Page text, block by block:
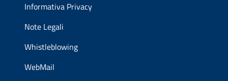
Informativa Privacy
Note Legali
Whistleblowing
WebMail